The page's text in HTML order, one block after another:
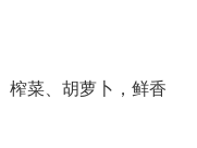
榨菜、胡萝卜，鲜香